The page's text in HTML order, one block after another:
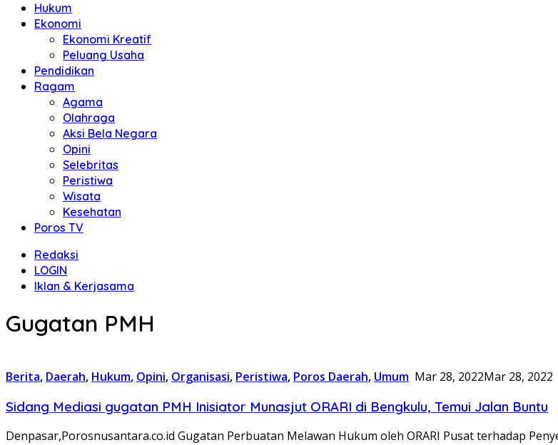
Hukum
Ekonomi
Ekonomi Kreatif
Peluang Usaha
Pendidikan
Ragam
Agama
Olahraga
Aksi Bela Negara
Opini
Selebritas
Peristiwa
Wisata
Kesehatan
Poros TV
Redaksi
LOGIN
Iklan & Kerjasama
Gugatan PMH
Berita, Daerah, Hukum, Opini, Organisasi, Peristiwa, Poros Daerah, Umum Mar 28, 2022Mar 28, 2022
Sidang Mediasi gugatan PMH Inisiator Munasjut ORARI di Bengkulu, Temui Jalan Buntu
Denpasar,Porosnusantara.co.id Gugatan Perbuatan Melawan Hukum oleh ORARI Pusat terhadap